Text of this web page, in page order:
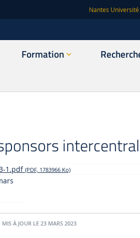
Nantes Université
Formation
1.pdf (PDF, 1783966 Ko)
MIS À JOUR LE 23 MARS 2023